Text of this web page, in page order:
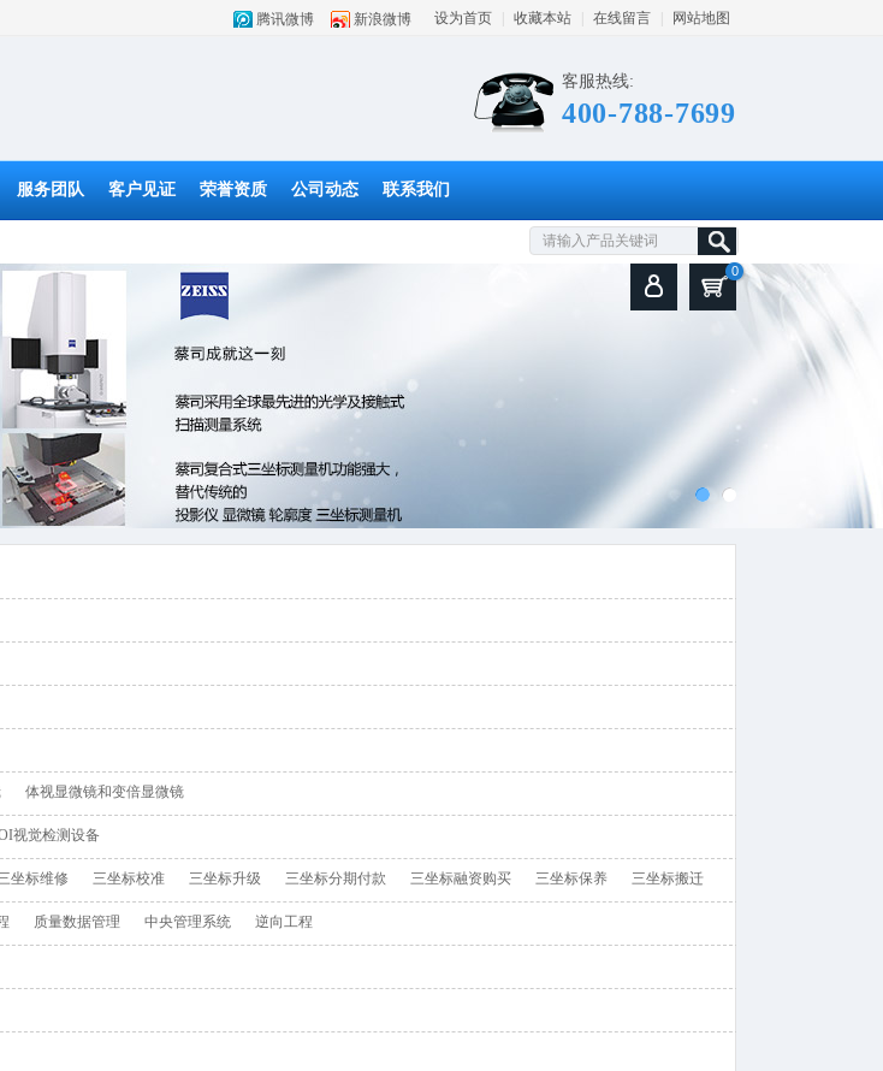
腾讯微博 新浪微博 设为首页 收藏本站 在线留言 网站地图
客服热线:
400-788-7699
服务团队 客户见证 荣誉资质 公司动态 联系我们
0
体视显微镜和变倍显微镜
视觉检测设备
坐标维修 三坐标校准 三坐标升级 三坐标分期付款 三坐标融资购买 三坐标保养 三坐标搬迁
质量数据管理 中央管理系统 逆向工程